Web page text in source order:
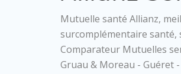
Mutuelle santé Allianz,
surcomplémentaire santé,
Comparateur Mutuelles
Gruau & Moreau - Guéret